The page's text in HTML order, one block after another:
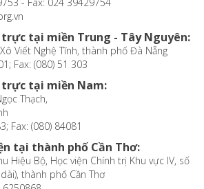
tại miền Trung - Tây Nguyên:
Viết Nghệ Tĩnh, thành phố Đà Nẵng
Fax: (080) 51 303
tại miền Nam:
Thạch,
Fax: (080) 84081
tại thành phố Cần Thơ:
Hiệu Bộ, Học viện Chính trị Khu vực IV, số
thành phố Cần Thơ